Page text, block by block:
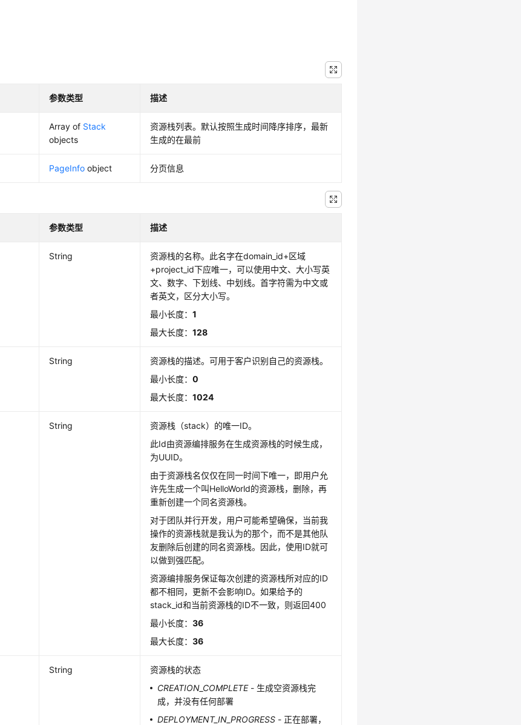
参数类型 描述
Array of Stack
objects
资源栈列表。默认按照生成时间降序排序，最新
生成的在最前
PageInfo object 分页信息
参数类型 描述
String
资源栈的名称。此名字在domain_id+区域
+project_id下应唯一，可以使用中文、大小写英
文、数字、下划线、中划线。首字符需为中文或
者英文，区分大小写。
最小长度：1
最大长度：128
String
资源栈的描述。可用于客户识别自己的资源栈。
最小长度：0
最大长度：1024
String
资源栈（stack）的唯一ID。
此Id由资源编排服务在生成资源栈的时候生成，
为UUID。
由于资源栈名仅仅在同一时间下唯一，即用户允
许先生成一个叫HelloWorld的资源栈，删除，再
重新创建一个同名资源栈。
对于团队并行开发，用户可能希望确保，当前我
操作的资源栈就是我认为的那个，而不是其他队
友删除后创建的同名资源栈。因此，使用ID就可
以做到强匹配。
资源编排服务保证每次创建的资源栈所对应的ID
都不相同，更新不会影响ID。如果给予的
stack_id和当前资源栈的ID不一致，则返回400
最小长度：36
最大长度：36
String
资源栈的状态
CREATION_COMPLETE- 生成空资源栈完
成，并没有任何部署
DEPLOYMENT_IN_PROGRESS - 正在部署，